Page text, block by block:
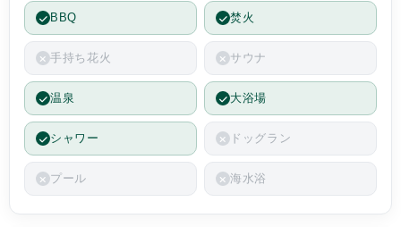
BBQ 焚火
手持ち花火 サウナ
温泉 大浴場
シャワー ドッグラン
プール 海水浴